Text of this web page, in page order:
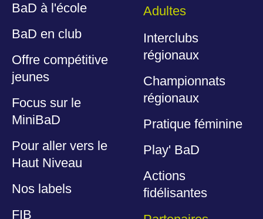
BaD à l'école
BaD en club
Offre compétitive
jeunes
Focus sur le
MiniBaD
Pour aller vers le
Haut Niveau
Nos labels
FIB
Adultes
Interclubs
régionaux
Championnats
régionaux
Pratique féminine
Play' BaD
Actions
fidélisantes